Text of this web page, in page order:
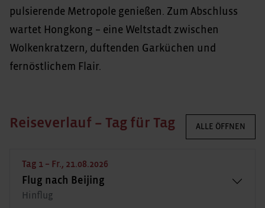
pulsierende Metropole genießen. Zum Abschluss
wartet Hongkong – eine Weltstadt zwischen
Wolkenkratzern, duftenden Garküchen und
fernöstlichem Flair.
Reiseverlauf – Tag für Tag ALLE ÖFFNEN
Tag 1 – Fr., 21.08.2026
Flug nach Beijing
Hinflug